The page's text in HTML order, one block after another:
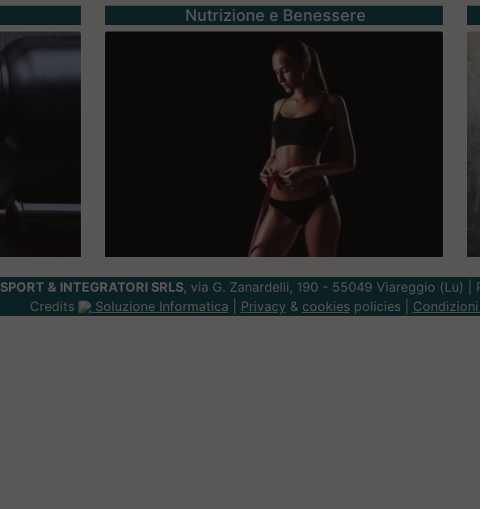
Nutrizione e Benessere
SPORT & INTEGRATORI SRLS, via G. Zanardelli, 190 - 55049 Viareggio (Lu) |
Credits
Soluzione Informatica Privacy & cookiespolicies | Condizioni